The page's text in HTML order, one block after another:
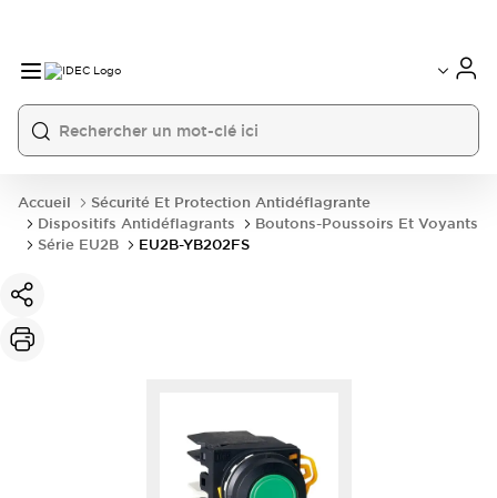
Accueil
Sécurité Et Protection Antidéflagrante
Dispositifs Antidéflagrants
Boutons-Poussoirs Et Voyants
Série EU2B
EU2B-YB202FS